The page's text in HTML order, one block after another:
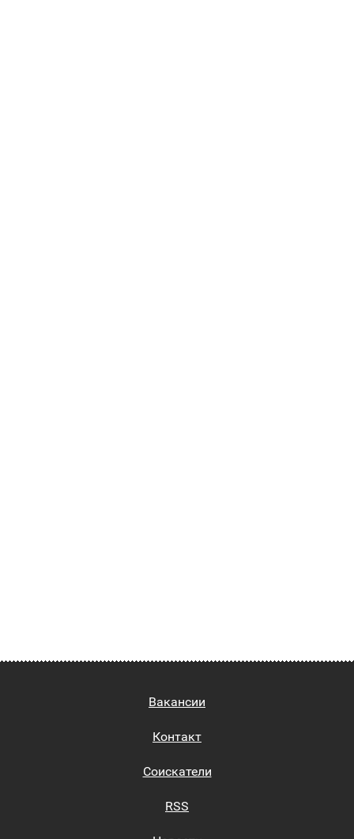
Вакансии
Контакт
Соискатели
RSS